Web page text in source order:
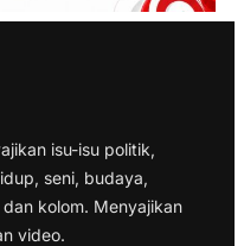
isu-isu politik,
seni, budaya,
kolom. Menyajikan
video.